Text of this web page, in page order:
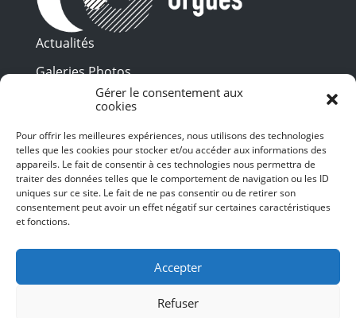
Gérer le consentement aux
cookies
Pour offrir les meilleures expériences, nous utilisons des technologies
telles que les cookies pour stocker et/ou accéder aux informations des
appareils. Le fait de consentir à ces technologies nous permettra de
traiter des données telles que le comportement de navigation ou les ID
uniques sur ce site. Le fait de ne pas consentir ou de retirer son
consentement peut avoir un effet négatif sur certaines caractéristiques
et fonctions.
Accepter
Refuser
Actualités
Galeries Photos
Vidéothèque
Presse
Billetterie
Recrutement
Mentions légales
Politique de confidentialité
SUIVEZ-NOUS